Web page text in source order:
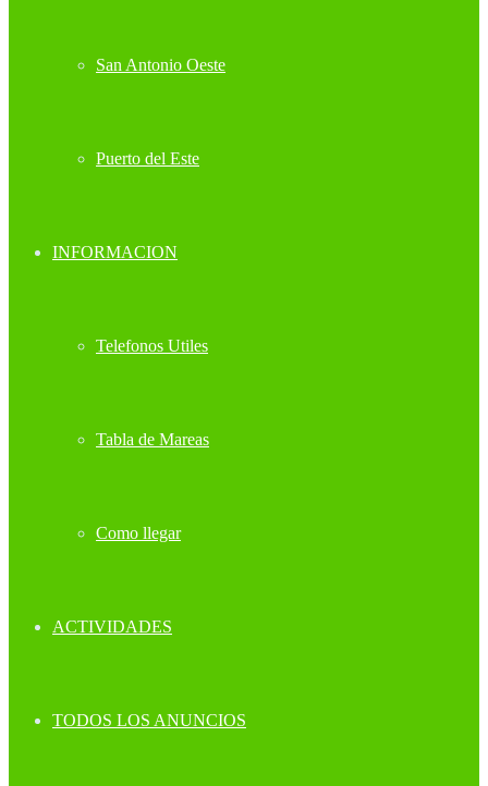
San Antonio Oeste
Puerto del Este
INFORMACION
Telefonos Utiles
Tabla de Mareas
Como llegar
ACTIVIDADES
TODOS LOS ANUNCIOS